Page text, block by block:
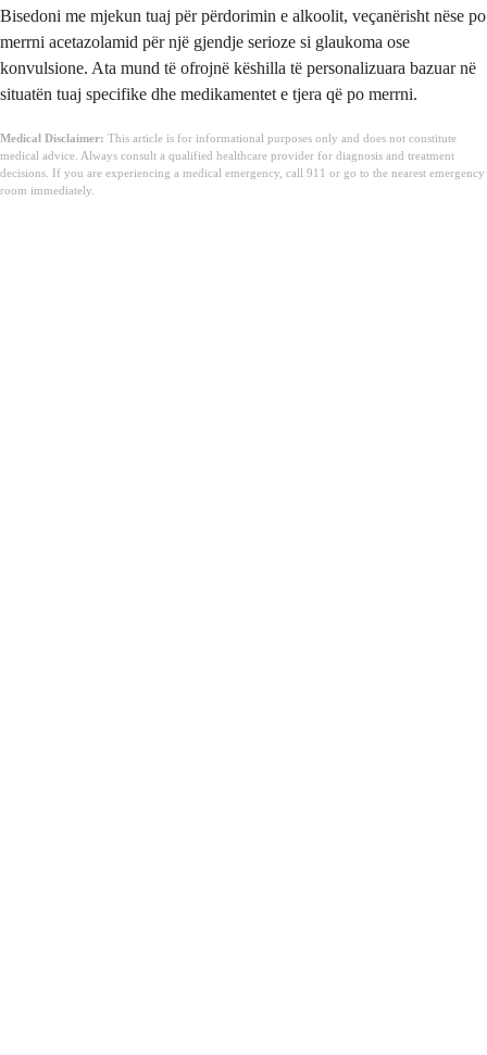
Bisedoni me mjekun tuaj për përdorimin e alkoolit, veçanërisht nëse po
merrni acetazolamid për një gjendje serioze si glaukoma ose
konvulsione. Ata mund të ofrojnë këshilla të personalizuara bazuar në
situatën tuaj specifike dhe medikamentet e tjera që po merrni.
Medical Disclaimer: This article is for informational purposes only and does not constitute
medical advice. Always consult a qualified healthcare provider for diagnosis and treatment
decisions. If you are experiencing a medical emergency, call 911 or go to the nearest emergency
room immediately.